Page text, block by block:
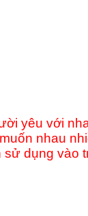
yêu với
nhau
sử dụng vào